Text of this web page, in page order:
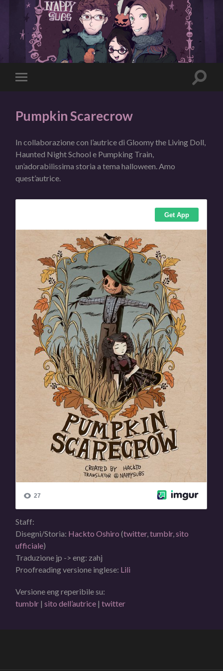
Toggle
Toggle
Pumpkin Scarecrow
In collaborazione con l’autrice di Gloomy the Living Doll,
Haunted Night School e Pumpking Train,
un’adorabilissima storia a tema halloween. Amo
quest’autrice.
Staff:
Disegni/Storia: Hackto Oshiro (twitter,tumblr,sito
ufficiale)
Traduzione jp -> eng: zahj
Proofreading versione inglese: Lili
Versione eng reperibile su:
tumblr |sito dell’autrice |twitter